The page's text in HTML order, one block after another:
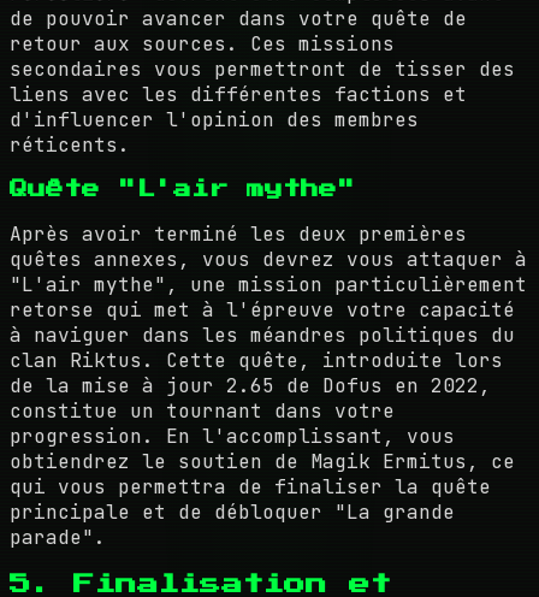
de pouvoir avancer dans votre quête de
retour aux sources. Ces missions
secondaires vous permettront de tisser des
liens avec les différentes factions et
d'influencer l'opinion des membres
réticents.
Quête "L'air mythe"
Après avoir terminé les deux premières
quêtes annexes, vous devrez vous attaquer à
"L'air mythe", une mission particulièrement
retorse qui met à l'épreuve votre capacité
à naviguer dans les méandres politiques du
clan Riktus. Cette quête, introduite lors
de la mise à jour 2.65 de Dofus en 2022,
constitue un tournant dans votre
progression. En l'accomplissant, vous
obtiendrez le soutien de Magik Ermitus, ce
qui vous permettra de finaliser la quête
principale et de débloquer "La grande
parade".
5. Finalisation et